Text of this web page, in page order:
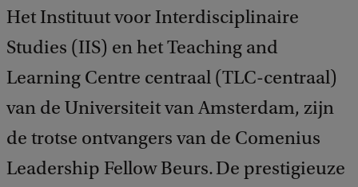
Het Instituut voor Interdisciplinaire
Studies (IIS) en het Teaching and
Learning Centre centraal (TLC-centraal)
van de Universiteit van Amsterdam, zijn
de trotse ontvangers van de Comenius
Leadership Fellow Beurs. De prestigieuze